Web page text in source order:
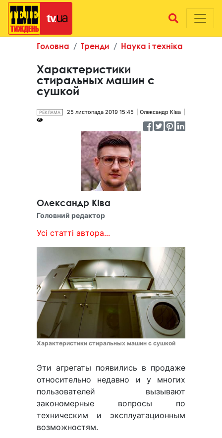
Головна Тренди Наука і техніка
Характеристики
стиральных машин с
сушкой
РЕКЛАМА 25 листопада 2019 15:45 Олександр КІва
Олександр КІва
Головний редактор
Усі статті автора...
Характеристики стиральных машин с сушкой
Эти агрегаты появились в продаже
относительно недавно и у многих
пользователей вызывают
закономерные вопросы по
техническим и эксплуатационным
возможностям.